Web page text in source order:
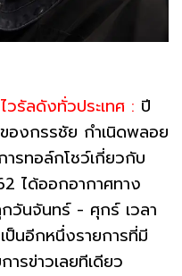
รัลดังทั่วประเทศ : ปี
งกรรชัย กำเนิดพลอย
ารทอล์กโชว์เกี่ยวกับ
ได้ออกอากาศทาง
วันจันทร์ - ศุกร์ เวลา
ป็นอีกหนึ่งรายการที่มี
ารข่าวเลยทีเดียว